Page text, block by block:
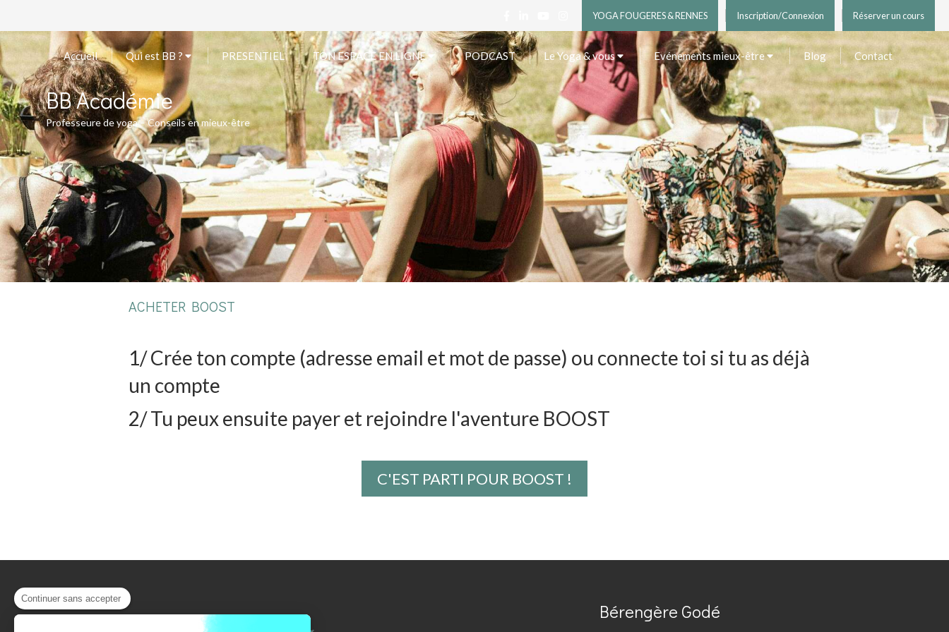
Réserver un cours
Inscription/Connexion
YOGA FOUGERES & RENNES
Accueil Qui est BB ? PRESENTIEL TON ESPACE EN LIGNE PODCAST Le Yoga & vous Evénements mieux-être Blog Contact
BB Académie
Professeure de yoga – Conseils en mieux-être
ACHETER BOOST
1/ Crée ton compte (adresse email et mot de passe) ou connecte toi si tu as déjà
un compte
2/ Tu peux ensuite payer et rejoindre l'aventure BOOST
C'EST PARTI POUR BOOST !
Bérengère Godé
Continuer sans accepter